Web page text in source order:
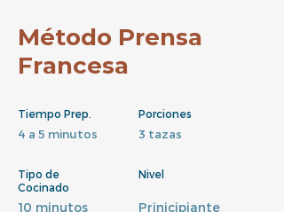
Método Prensa
Francesa
Tiempo Prep.
4 a 5 minutos
Tipo de
Cocinado
10 minutos
Porciones
3 tazas
Nivel
Prinicipiante